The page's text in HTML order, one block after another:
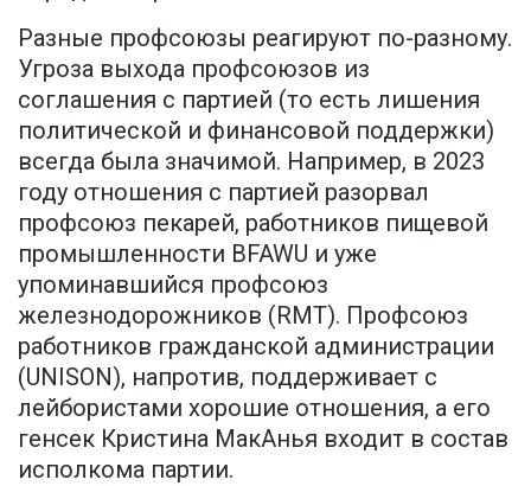
Разные профсоюзы реагируют по-разному.
Угроза выхода профсоюзов из
соглашения с партией (то есть лишения
политической и финансовой поддержки)
всегда была значимой. Например, в 2023
году отношения с партией разорвал
профсоюз пекарей, работников пищевой
промышленности BFAWU и уже
упоминавшийся профсоюз
железнодорожников (RMT). Профсоюз
работников гражданской администрации
(UNISON), напротив, поддерживает с
лейбористами хорошие отношения, а его
генсек Кристина МакАнья входит в состав
исполкома партии.